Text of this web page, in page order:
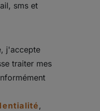
sms et
j'accepte
traiter mes
,